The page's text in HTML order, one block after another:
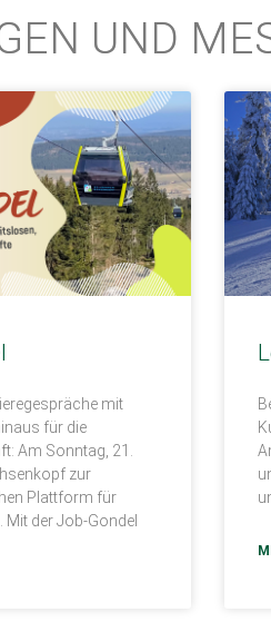
UND
mit
für die
Am Sonntag, 21.
zur
Plattform für
Mit der Job-Gondel